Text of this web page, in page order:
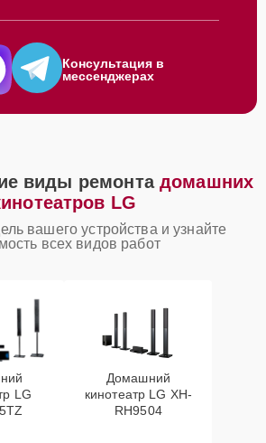
Консультация в
мессенджерах
виды ремонта домашних
LG
вашего устройства и узнайте
всех видов работ
LG
Домашний
кинотеатр LG XH-
RH9504